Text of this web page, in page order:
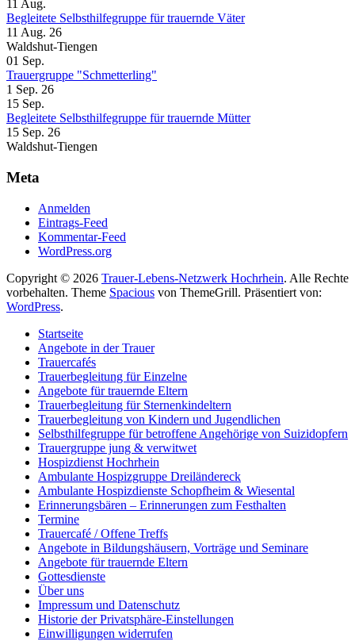
11 Aug.
Begleitete Selbsthilfegruppe für trauernde Väter
11 Aug. 26
Waldshut-Tiengen
01 Sep.
Trauergruppe "Schmetterling"
1 Sep. 26
15 Sep.
Begleitete Selbsthilfegruppe für trauernde Mütter
15 Sep. 26
Waldshut-Tiengen
Meta
Anmelden
Eintrags-Feed
Kommentar-Feed
WordPress.org
Copyright © 2026 Trauer-Lebens-Netzwerk Hochrhein. Alle Rechte
vorbehalten. Theme Spacious von ThemeGrill. Präsentiert von:
WordPress.
Startseite
Angebote in der Trauer
Trauercafés
Trauerbegleitung für Einzelne
Angebote für trauernde Eltern
Trauerbegleitung für Sternenkindeltern
Trauerbegleitung von Kindern und Jugendlichen
Selbsthilfegruppe für betroffene Angehörige von Suizidopfern
Trauergruppe jung & verwitwet
Hospizdienst Hochrhein
Ambulante Hospizgruppe Dreiländereck
Ambulante Hospizdienste Schopfheim & Wiesental
Erinnerungsbären – Erinnerungen zum Festhalten
Termine
Trauercafé / Offene Treffs
Angebote in Bildungshäusern, Vorträge und Seminare
Angebote für trauernde Eltern
Gottesdienste
Über uns
Impressum und Datenschutz
Historie der Privatsphäre-Einstellungen
Einwilligungen widerrufen